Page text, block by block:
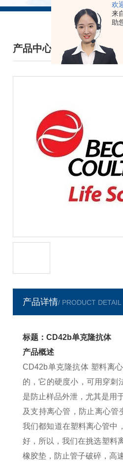
欢
来
助
产品中心
/ PRODUCTS CENTER
产品详情/ PRODUCT DETAIL
标题：CD42b单克隆抗体
产品概述
CD42b单克隆抗体 塑料离
的，它的硬度小，可用穿刺
是防止样品外泄，尤其是用
及支持离心管，防止离心管
我们都知道在塑料离心管中
好，所以，我们在挑选塑料
橡胶垫，防止管子破碎，高